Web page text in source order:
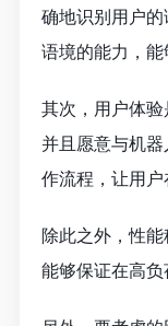
确地识别用户
语境的能力，能
其次，用户体
并且愿意与机
作流程，让用户
除此之外，性
能够保证在高